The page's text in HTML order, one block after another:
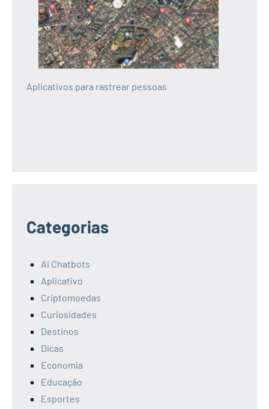
Aplicativos para rastrear pessoas
Categorias
AI Chatbots
Aplicativo
Criptomoedas
Curiosidades
Destinos
Dicas
Economia
Educação
Esportes